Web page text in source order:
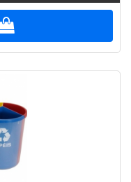
vai vem 25 litros